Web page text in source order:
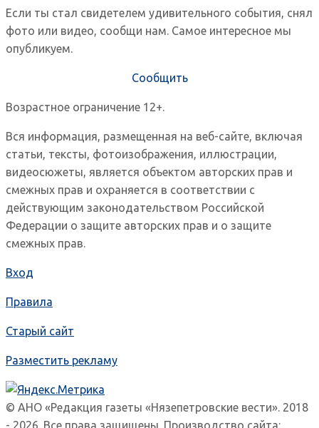
Если ты стал свидетелем удивительного события, снял
фото или видео, сообщи нам. Самое интересное мы
опубликуем.
Сообщить
Возрастное ограничение 12+.
Вся информация, размещенная на веб-сайте, включая
статьи, тексты, фотоизображения, иллюстрации,
видеосюжеты, является объектом авторских прав и
смежных прав и охраняется в соответствии с
действующим законодательством Российской
Федерации о защите авторских прав и о защите
смежных прав.
Вход
Правила
Старый сайт
Разместить рекламу
© АНО «Редакция газеты «Нязепетровские вести». 2018
- 2026. Все права защищены. Производство сайта: